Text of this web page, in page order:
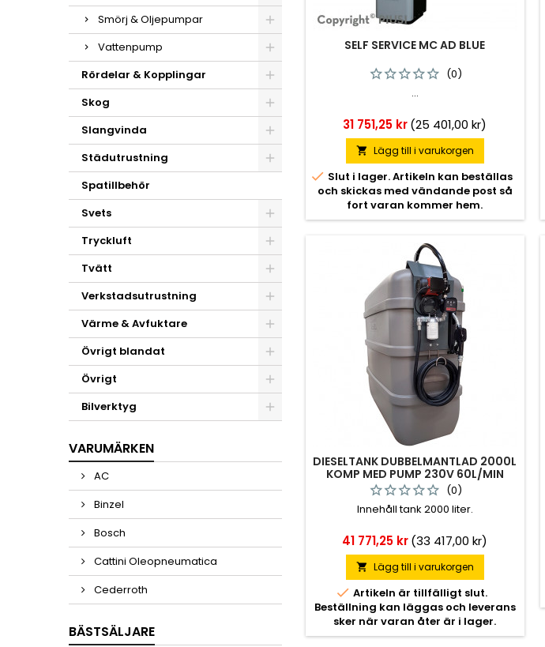
Smörj & Oljepumpar
Vattenpump
Rördelar & Kopplingar
Skog
Slangvinda
Städutrustning
Spatillbehör
Svets
Tryckluft
Tvätt
Verkstadsutrustning
Värme & Avfuktare
Övrigt blandat
Övrigt
Bilverktyg
VARUMÄRKEN
AC
Binzel
Bosch
Cattini Oleopneumatica
Cederroth
BÄSTSÄLJARE
SELF SERVICE MC AD BLUE
(0)
...
Pris
31 751,25 kr(25 401,00 kr)
 Lägg till i varukorgen
 Slut i lager. Artikeln kan beställas
och skickas med vändande post så
fort varan kommer hem.
DIESELTANK DUBBELMANTLAD 2000L
KOMP MED PUMP 230V 60L/MIN
(0)
Innehåll tank 2000 liter.
Pris
41 771,25 kr(33 417,00 kr)
 Lägg till i varukorgen
 Artikeln är tillfälligt slut.
Beställning kan läggas och leverans
sker när varan åter är i lager.